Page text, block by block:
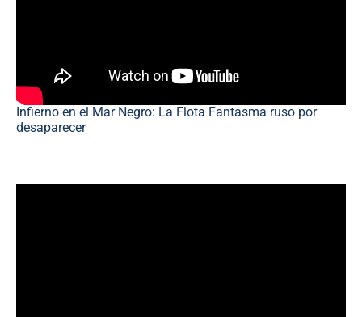
Infierno en el Mar Negro: La Flota Fantasma ruso por
desaparecer